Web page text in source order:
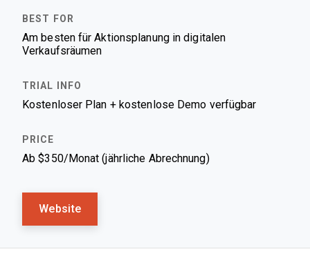
Am besten für Aktionsplanung in digitalen
Verkaufsräumen
Kostenloser Plan + kostenlose Demo verfügbar
Ab $350/Monat (jährliche Abrechnung)
Website